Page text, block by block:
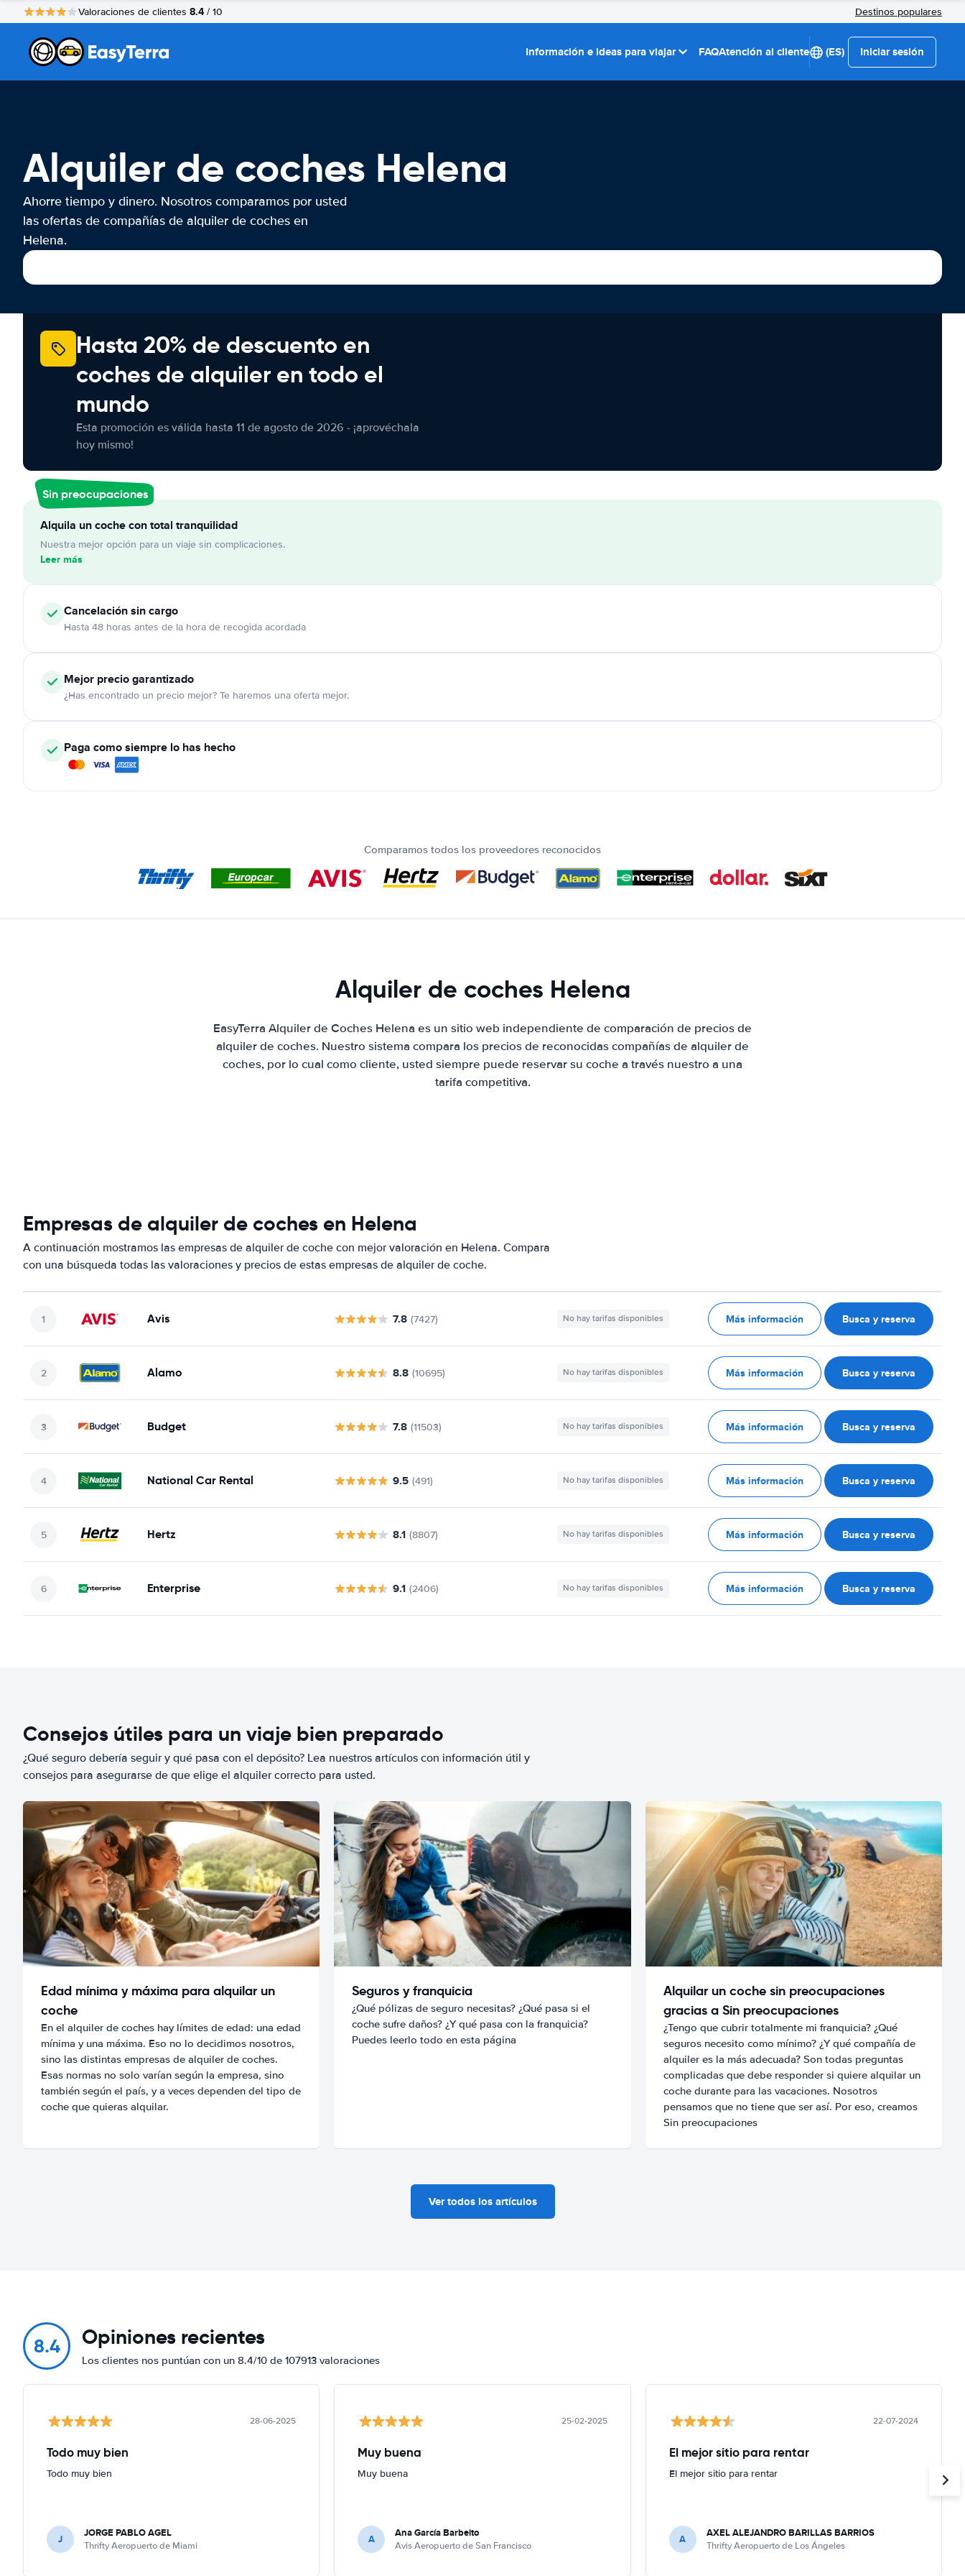
Valoraciones de clientes 8.4 / 10 Destinos populares
Información e ideas para viajar FAQAtención al cliente (ES) Iniciar sesión
Alquiler de coches Helena
Ahorre tiempo y dinero. Nosotros comparamos por usted
las ofertas de compañías de alquiler de coches en
Helena.
Hasta 20% de descuento en
coches de alquiler en todo el
mundo
Esta promoción es válida hasta 11 de agosto de 2026 - ¡aprovéchala
hoy mismo!
Sin preocupaciones
Alquila un coche con total tranquilidad
Nuestra mejor opción para un viaje sin complicaciones.
Leer más
Cancelaciónsin cargo
Hasta 48 horas antes de la hora de recogida acordada
Mejor precio garantizado
¿Has encontrado un precio mejor? Te haremos una oferta mejor.
Paga como siempre lo has hecho
Comparamos todos los proveedores reconocidos
Alquiler de coches Helena
EasyTerra Alquiler de Coches Helena es un sitio web independiente de comparación de precios de
alquiler de coches. Nuestro sistema compara los precios de reconocidas compañías de alquiler de
coches, por lo cual como cliente, usted siempre puede reservar su coche a través nuestro a una
tarifa competitiva.
Empresas de alquiler de coches en Helena
A continuación mostramos las empresas de alquiler de coche con mejor valoración en Helena. Compara
con una búsqueda todas las valoraciones y precios de estas empresas de alquiler de coche.
Avis 7.8 (7427) No hay tarifas disponibles Más información Busca y reserva
Alamo 8.8 (10695) No hay tarifas disponibles Más información Busca y reserva
Budget 7.8 (11503) No hay tarifas disponibles Más información Busca y reserva
National Car Rental 9.5 (491) No hay tarifas disponibles Más información Busca y reserva
Hertz 8.1 (8807) No hay tarifas disponibles Más información Busca y reserva
Enterprise 9.1 (2406) No hay tarifas disponibles Más información Busca y reserva
Consejos útiles para un viaje bien preparado
¿Qué seguro debería seguir y qué pasa con el depósito? Lea nuestros artículos con información útil y
consejos para asegurarse de que elige el alquiler correcto para usted.
Edad mínima y máxima para alquilar un
coche
En el alquiler de coches hay límites de edad: una edad
mínima y una máxima. Eso no lo decidimos nosotros,
sino las distintas empresas de alquiler de coches.
Esas normas no solo varían según la empresa, sino
también según el país, y a veces dependen del tipo de
coche que quieras alquilar.
Seguros y franquicia
¿Qué pólizas de seguro necesitas? ¿Qué pasa si el
coche sufre daños? ¿Y qué pasa con la franquicia?
Puedes leerlo todo en esta página
Alquilar un coche sin preocupaciones
gracias a Sin preocupaciones
¿Tengo que cubrir totalmente mi franquicia? ¿Qué
seguros necesito como mínimo? ¿Y qué compañía de
alquiler es la más adecuada? Son todas preguntas
complicadas que debe responder si quiere alquilar un
coche durante para las vacaciones. Nosotros
pensamos que no tiene que ser así. Por eso, creamos
Sin preocupaciones
Ver todos los artículos
8.4 Opiniones recientes
Los clientes nos puntúan con un 8.4/10 de 107913 valoraciones
28-06-2025
Todo muy bien
Todo muy bien
J JORGE PABLO AGEL
Thrifty Aeropuerto de Miami
25-02-2025
Muy buena
Muy buena
A Ana García Barbeito
Avis Aeropuerto de San Francisco
22-07-2024
El mejor sitio para rentar
El mejor sitio para rentar
A AXEL ALEJANDRO BARILLAS BARRIOS
Thrifty Aeropuerto de Los Ángeles